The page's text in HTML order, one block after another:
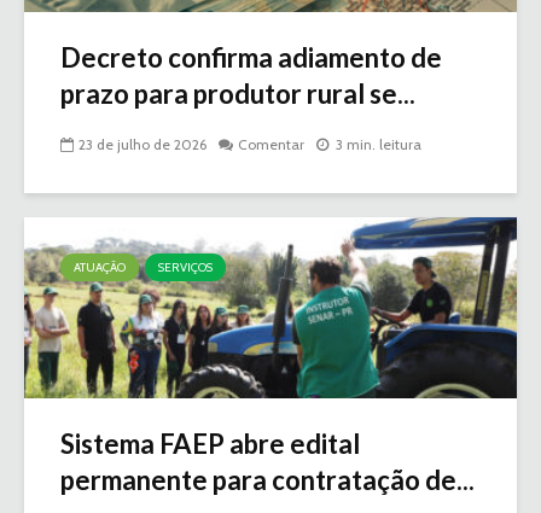
Decreto confirma adiamento de
prazo para produtor rural se...
23 de julho de 2026 Comentar 3 min. leitura
ATUAÇÃO SERVIÇOS
Sistema FAEP abre edital
permanente para contratação de...